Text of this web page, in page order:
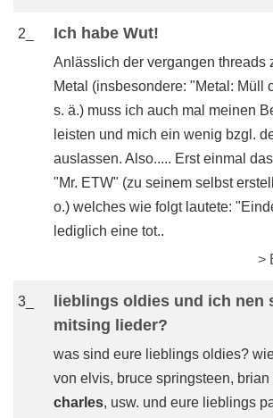
2_ Ich habe Wut!
Anlässlich der vergangen threads
Metal (insbesondere: "Metal: Müll
s. ä.) muss ich auch mal meinen
leisten und mich ein wenig bzgl.
auslassen. Also..... Erst einmal
"Mr. ETW" (zu seinem selbst
o.) welches wie folgt lautete:
lediglich eine tot..
>
3_
lieblings oldies und ich nen
mitsing lieder?
was sind eure lieblings oldies?
von elvis, bruce springsteen, brian
charles, usw. und eure lieblings